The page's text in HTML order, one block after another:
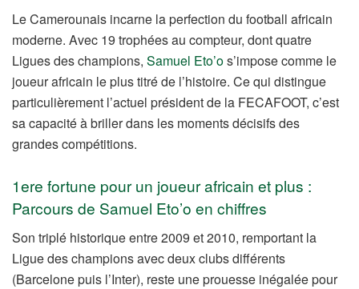
Le Camerounais incarne la perfection du football africain
moderne. Avec 19 trophées au compteur, dont quatre
Ligues des champions, Samuel Eto’os’impose comme le
joueur africain le plus titré de l’histoire. Ce qui distingue
particulièrement l’actuel président de la FECAFOOT, c’est
sa capacité à briller dans les moments décisifs des
grandes compétitions.
1ere fortune pour un joueur africain et plus :
Parcours de Samuel Eto’o en chiffres
Son triplé historique entre 2009 et 2010, remportant la
Ligue des champions avec deux clubs différents
(Barcelone puis l’Inter), reste une prouesse inégalée pour